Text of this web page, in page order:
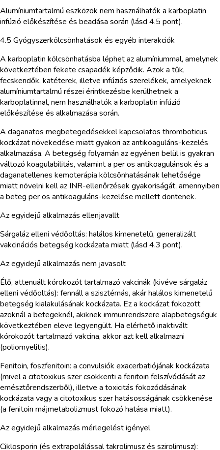
Alumíniumtartalmú eszközök nem használhatók a karboplatin
infúzió előkészítése és beadása során (lásd 4.5 pont).
4.5 Gyógyszerkölcsönhatások és egyéb interakciók
A karboplatin kölcsönhatásba léphet az alumíniummal, amelynek
következtében fekete csapadék képződik. Azok a tűk,
fecskendők, katéterek, illetve infúziós szerelékek, amelyeknek
alumíniumtartalmú részei érintkezésbe kerülhetnek a
karboplatinnal, nem használhatók a karboplatin infúzió
előkészítése és alkalmazása során.
A daganatos megbetegedésekkel kapcsolatos thromboticus
kockázat növekedése miatt gyakori az antikoaguláns-kezelés
alkalmazása. A betegség folyamán az egyénen belül is gyakran
változó koagulabilitás, valamint a per os antikoagulánsok és a
daganatellenes kemoterápia kölcsönhatásának lehetősége
miatt növelni kell az INR-ellenőrzések gyakoriságát, amennyiben
a beteg per os antikoaguláns-kezelése mellett döntenek.
Az egyidejű alkalmazás ellenjavallt
Sárgaláz elleni védőoltás: halálos kimenetelű, generalizált
vakcinációs betegség kockázata miatt (lásd 4.3 pont).
Az egyidejű alkalmazás nem javasolt
Élő, attenuált kórokozót tartalmazó vakcinák (kivéve sárgaláz
elleni védőoltás): fennáll a szisztémás, akár halálos kimenetelű
betegség kialakulásának kockázata. Ez a kockázat fokozott
azoknál a betegeknél, akiknek immunrendszere alapbetegségük
következtében eleve legyengült. Ha elérhető inaktivált
kórokozót tartalmazó vakcina, akkor azt kell alkalmazni
(poliomyelitis).
Fenitoin, foszfenitoin: a convulsiók exacerbatiójának kockázata
(mivel a citotoxikus szer csökkenti a fenitoin felszívódását az
emésztőrendszerből), illetve a toxicitás fokozódásának
kockázata vagy a citotoxikus szer hatásosságának csökkenése
(a fenitoin májmetabolizmust fokozó hatása miatt).
Az egyidejű alkalmazás mérlegelést igényel
Ciklosporin (és extrapolálással takrolimusz és szirolimusz):